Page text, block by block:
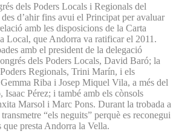
dels Poders Locals i Regionals del
d’ahir fins avui el Principat per avaluar
amb les disposicions de la Carta
Local, que Andorra va ratificar el 2011.
amb el president de la delegació
dels Poders Locals, David Baró; la
Regionals, Trini Marín, i els
Riba i Josep Miquel Vila, a més del
Isaac Pérez; i també amb els cònsols
Marsol i Marc Pons. Durant la trobada a
“els neguits” perquè es reconegui
presta Andorra la Vella.